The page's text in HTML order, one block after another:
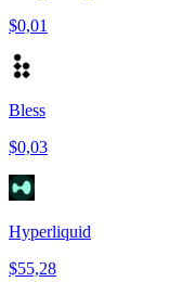
$0,01
Bless
$0,03
Hyperliquid
$55,28